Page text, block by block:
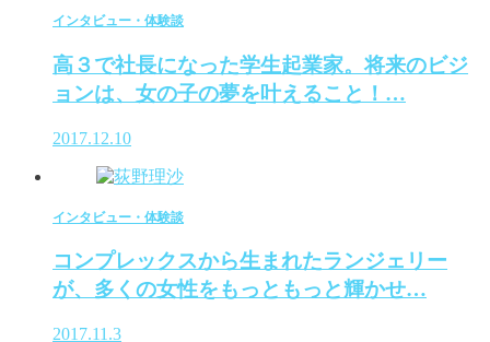
インタビュー・体験談
高３で社長になった学生起業家。将来のビジ
ョンは、女の子の夢を叶えること！…
2017.12.10
インタビュー・体験談
コンプレックスから生まれたランジェリー
が、多くの女性をもっともっと輝かせ…
2017.11.3